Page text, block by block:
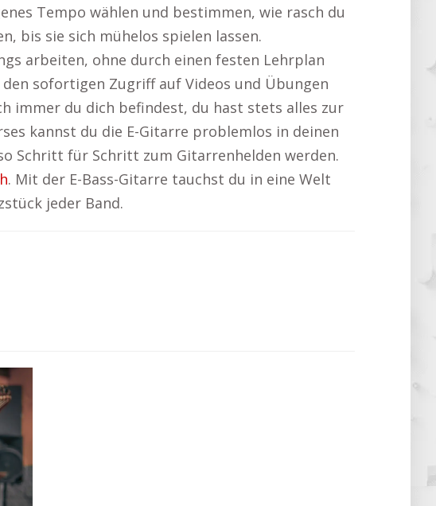
Tempo wählen und bestimmen, wie rasch du
bis sie sich mühelos spielen lassen.
arbeiten, ohne durch einen festen Lehrplan
sofortigen Zugriff auf Videos und Übungen
immer du dich befindest, du hast stets alles zur
kannst du die E-Gitarre problemlos in deinen
Schritt für Schritt zum Gitarrenhelden werden.
. Mit der E-Bass-Gitarre tauchst du in eine Welt
jeder Band.